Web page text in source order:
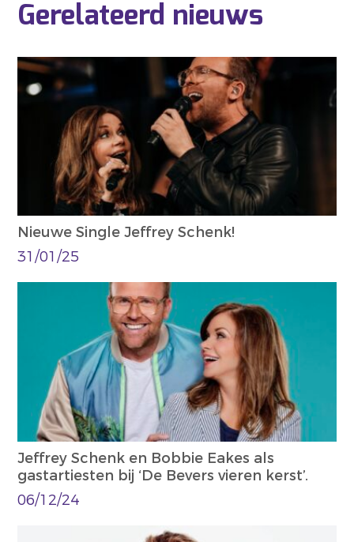
Gerelateerd nieuws
Nieuwe Single Jeffrey Schenk!
31/01/25
Jeffrey Schenk en Bobbie Eakes als
gastartiesten bij ‘De Bevers vieren kerst’.
06/12/24